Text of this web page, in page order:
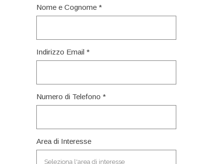
Nome e Cognome *
Indirizzo Email *
Numero di Telefono *
Area di Interesse